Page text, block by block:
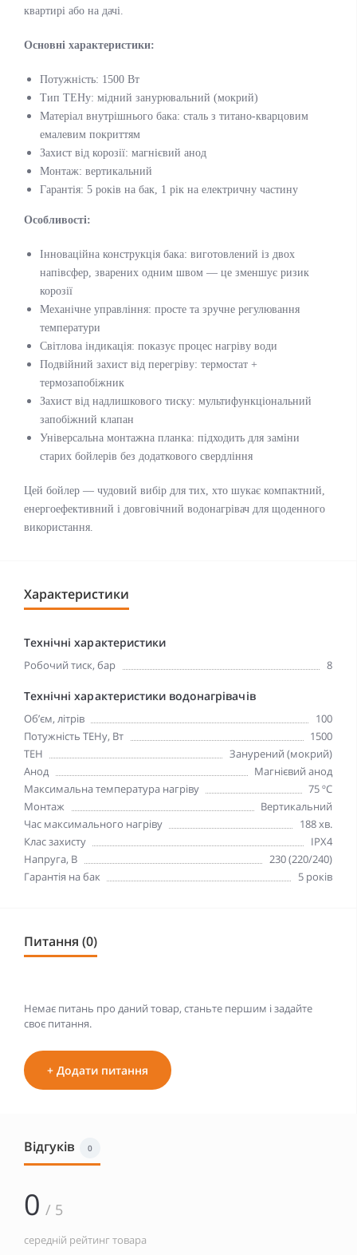
квартирі або на дачі.
Основні характеристики:
Потужність: 1500 Вт
Тип ТЕНу: мідний занурювальний (мокрий)
Матеріал внутрішнього бака: сталь з титано-кварцовим
емалевим покриттям
Захист від корозії: магнієвий анод
Монтаж: вертикальний
Гарантія: 5 років на бак, 1 рік на електричну частину
Особливості:
Інноваційна конструкція бака: виготовлений із двох
напівсфер, зварених одним швом — це зменшує ризик
корозії
Механічне управління: просте та зручне регулювання
температури
Світлова індикація: показує процес нагріву води
Подвійний захист від перегріву: термостат +
термозапобіжник
Захист від надлишкового тиску: мультифункціональний
запобіжний клапан
Універсальна монтажна планка: підходить для заміни
старих бойлерів без додаткового свердління
Цей бойлер — чудовий вибір для тих, хто шукає компактний,
енергоефективний і довговічний водонагрівач для щоденного
використання.
Характеристики
Технічні характеристики
Робочий тиск, бар 8
Технічні характеристики водонагрівачів
Об’єм, літрів
100
Потужність ТЕНу, Вт
1500
ТЕН
Занурений (мокрий)
Анод
Магнієвий анод
Максимальна температура нагріву
75 ºC
Монтаж
Вертикальний
Час максимального нагріву
188 хв.
Клас захисту
IPX4
Напруга, В
230 (220/240)
Гарантія на бак
5 років
Питання (0)
Немає питань про даний товар, станьте першим і задайте
своє питання.
+ Додати питання
Відгуків 0
0 / 5
середній рейтинг товара